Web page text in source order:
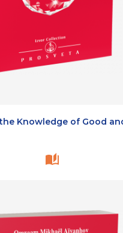
Knowledge of Good